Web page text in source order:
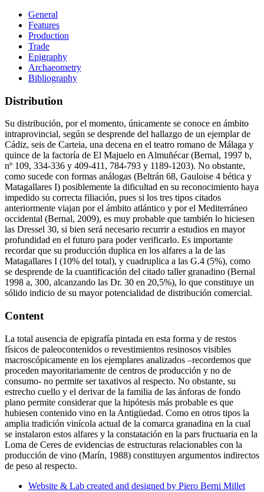
General
Features
Production
Trade
Epigraphy
Archaeometry
Bibliography
Distribution
Su distribución, por el momento, únicamente se conoce en ámbito
intraprovincial, según se desprende del hallazgo de un ejemplar de
Cádiz, seis de Carteia, una decena en el teatro romano de Málaga y
quince de la factoría de El Majuelo en Almuñécar (Bernal, 1997 b,
nº 109, 334-336 y 409-411, 784-793 y 1189-1203). No obstante,
como sucede con formas análogas (Beltrán 68, Gauloise 4 bética y
Matagallares I) posiblemente la dificultad en su reconocimiento haya
impedido su correcta filiación, pues si los tres tipos citados
anteriormente viajan por el ámbito atlántico y por el Mediterráneo
occidental (Bernal, 2009), es muy probable que también lo hiciesen
las Dressel 30, si bien será necesario recurrir a estudios en mayor
profundidad en el futuro para poder verificarlo. Es importante
recordar que su producción duplica en los alfares a la de las
Matagallares I (10% del total), y cuadruplica a las G.4 (5%), como
se desprende de la cuantificación del citado taller granadino (Bernal
1998 a, 300, alcanzando las Dr. 30 en 20,5%), lo que constituye un
sólido indicio de su mayor potencialidad de distribución comercial.
Content
La total ausencia de epigrafía pintada en esta forma y de restos
físicos de paleocontenidos o revestimientos resinosos visibles
macroscópicamente en los ejemplares analizados –recordemos que
proceden mayoritariamente de centros de producción y no de
consumo- no permite ser taxativos al respecto. No obstante, su
estrecho cuello y el derivar de la familia de las ánforas de fondo
plano permite considerar que la hipótesis más probable es que
hubiesen contenido vino en la Antigüedad. Como en otros tipos la
amplia tradición vinícola actual de la comarca granadina en la cual
se instalaron estos alfares y la constatación en la pars fructuaria en la
Loma de Ceres de evidencias de estructuras relacionables con la
producción de vino (Marín, 1988) constituyen argumentos indirectos
de peso al respecto.
Website & Lab created and designed by Piero Berni Millet